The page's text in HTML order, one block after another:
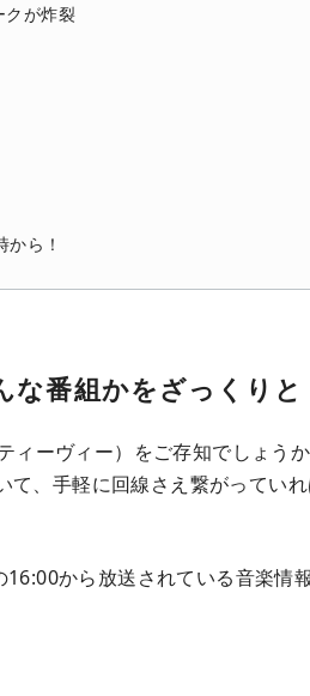
が炸裂
ら！
番組かをざっくりと
ィーヴィー）をご存知でしょう
、手軽に回線さえ繋がってい
から放送されている音楽情